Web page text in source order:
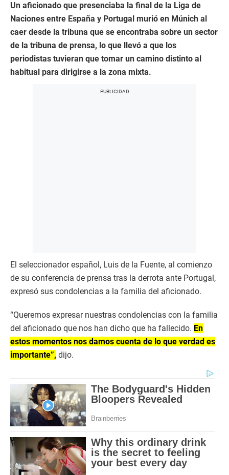
Un aficionado que presenciaba la final de la Liga de
Naciones entre España y Portugal murió en Múnich al
caer desde la tribuna que se encontraba sobre un sector
de la tribuna de prensa, lo que llevó a que los
periodistas tuvieran que tomar un camino distinto al
habitual para dirigirse a la zona mixta.
El seleccionador español, Luis de la Fuente, al comienzo
de su conferencia de prensa tras la derrota ante Portugal,
expresó sus condolencias a la familia del aficionado.
“Queremos expresar nuestras condolencias con la familia
del aficionado que nos han dicho que ha fallecido. En
estos momentos nos damos cuenta de lo que verdad es
importante”, dijo.